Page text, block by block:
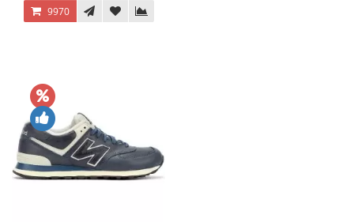
9970